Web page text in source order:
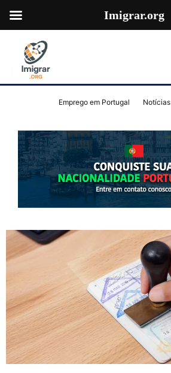
Emprego em Portugal Notícias
Imigrar.org
o
s
a
L
a
r
s
s